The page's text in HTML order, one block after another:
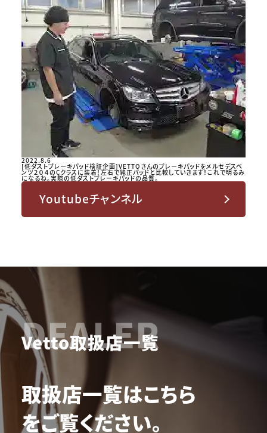
2022.8.6
[低ダストブレーキパッド検証企画]VETTOさんのブレーキパッドをメルセデスベ
ンツ２０４のCクラスに装着！左右で純正パッドと比較していきます！これで明るみ
になるね。実際の低ダストブレーキパッドの品質。
Youtubeチャンネル
DEALER
Vetto取扱店一覧
取扱店一覧はこちら
をご覧ください。